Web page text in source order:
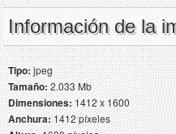
Información de la
Tipo:jpeg
Tamaño:2.033 Mb
Dimensiones:1412 x 1600
Anchura:1412 píxeles